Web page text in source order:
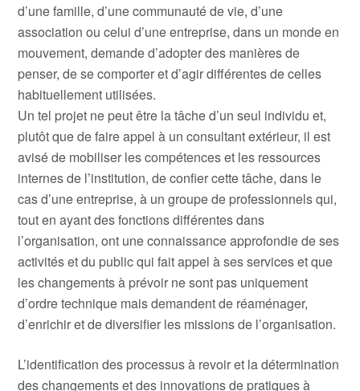
d’une famille, d’une communauté de vie, d’une
association ou celui d’une entreprise, dans un monde en
mouvement, demande d’adopter des manières de
penser, de se comporter et d’agir différentes de celles
habituellement utilisées.
Un tel projet ne peut être la tâche d’un seul individu et,
plutôt que de faire appel à un consultant extérieur, il est
avisé de mobiliser les compétences et les ressources
internes de l’institution, de confier cette tâche, dans le
cas d’une entreprise, à un groupe de professionnels qui,
tout en ayant des fonctions différentes dans
l’organisation, ont une connaissance approfondie de ses
activités et du public qui fait appel à ses services et que
les changements à prévoir ne sont pas uniquement
d’ordre technique mais demandent de réaménager,
d’enrichir et de diversifier les missions de l’organisation.
L’identification des processus à revoir et la détermination
des changements et des innovations de pratiques à